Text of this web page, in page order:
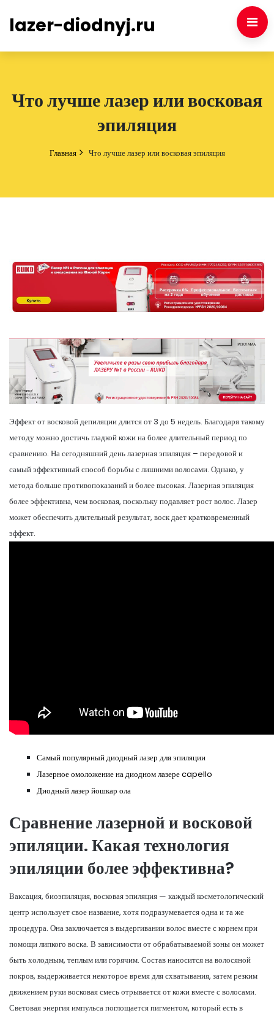
lazer-diodnyj.ru
Что лучше лазер или восковая
эпиляция
Главная Что лучше лазер или восковая эпиляция
Эффект от восковой депиляции длится от 3 до 5 недель. Благодаря такому
методу можно достичь гладкой кожи на более длительный период по
сравнению. На сегодняшний день лазерная эпиляция – передовой и
самый эффективный способ борьбы с лишними волосами. Однако, у
метода больше противопоказаний и более высокая. Лазерная эпиляция
более эффективна, чем восковая, поскольку подавляет рост волос. Лазер
может обеспечить длительный результат, воск дает кратковременный
эффект.
Самый популярный диодный лазер для эпиляции
Лазерное омоложение на диодном лазере capello
Диодный лазер йошкар ола
Сравнение лазерной и восковой
эпиляции. Какая технология
эпиляции более эффективна?
Ваксация, биоэпиляция, восковая эпиляция — каждый косметологический
центр использует свое название, хотя подразумевается одна и та же
процедура. Она заключается в выдергивании волос вместе с корнем при
помощи липкого воска. В зависимости от обрабатываемой зоны он может
быть холодным, теплым или горячим. Состав наносится на волосяной
покров, выдерживается некоторое время для схватывания, затем резким
движением руки восковая смесь отрывается от кожи вместе с волосами.
Световая энергия импульса поглощается пигментом, который есть в